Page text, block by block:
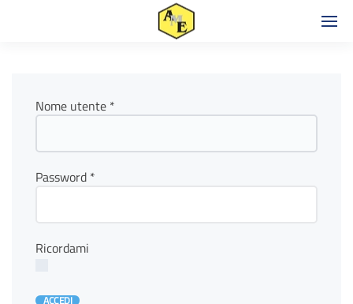
Nome utente *
Password *
Ricordami
ACCEDI